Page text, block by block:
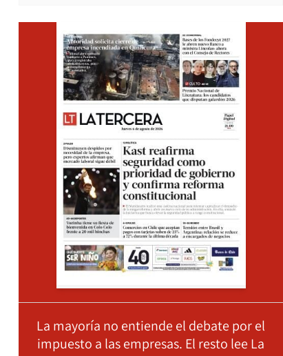
La mayoría no entiende el debate por el
impuesto a las empresas. El resto lee La